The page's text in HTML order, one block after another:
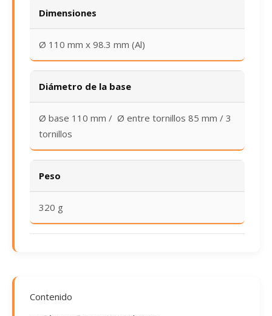
Dimensiones
Ø 110 mm x 98.3 mm (Al)
Diámetro de la base
Ø base 110 mm / Ø entre tornillos 85 mm / 3
tornillos
Peso
320 g
Contenido